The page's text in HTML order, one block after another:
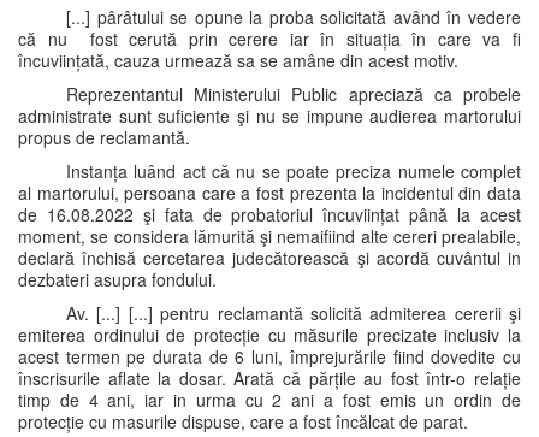
[...] pârâtului se opune la proba solicitată având în vedere
că nu fost cerută prin cerere iar în situația în care va fi
încuviințată, cauza urmează sa se amâne din acest motiv.
Reprezentantul Ministerului Public apreciază ca probele
administrate sunt suficiente şi nu se impune audierea martorului
propus de reclamantă.
Instanța luând act că nu se poate preciza numele complet
al martorului, persoana care a fost prezenta la incidentul din data
de 16.08.2022 şi fata de probatoriul încuviințat până la acest
moment, se considera lămurită şi nemaifiind alte cereri prealabile,
declară închisă cercetarea judecătorească şi acordă cuvântul in
dezbateri asupra fondului.
Av. [...] [...] pentru reclamantă solicită admiterea cererii şi
emiterea ordinului de protecție cu măsurile precizate inclusiv la
acest termen pe durata de 6 luni, împrejurările fiind dovedite cu
înscrisurile aflate la dosar. Arată că părțile au fost într-o relație
timp de 4 ani, iar in urma cu 2 ani a fost emis un ordin de
protecție cu masurile dispuse, care a fost încălcat de parat.